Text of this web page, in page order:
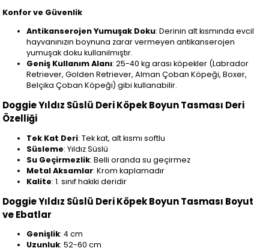
Konfor ve Güvenlik
Antikanserojen Yumuşak Doku: Derinin alt kısmında evcil
hayvanınızın boynuna zarar vermeyen antikanserojen
yumuşak doku kullanılmıştır.
Geniş Kullanım Alanı: 25-40 kg arası köpekler (Labrador
Retriever, Golden Retriever, Alman Çoban Köpeği, Boxer,
Belçika Çoban Köpeği) gibi kullanabilir.
Doggie Yıldız Süslü Deri Köpek Boyun Tasması Deri
Özelliği
Tek Kat Deri: Tek kat, alt kısmı softlu
Süsleme: Yıldız Süslü
Su Geçirmezlik: Belli oranda su geçirmez
Metal Aksamlar: Krom kaplamadır
Kalite: 1. sınıf hakiki deridir
Doggie Yıldız Süslü Deri Köpek Boyun Tasması Boyut
ve Ebatlar
Genişlik: 4 cm
Uzunluk: 52-60 cm